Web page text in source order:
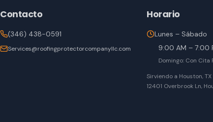
Contacto
(346) 438-0591
Services@roofingprotectorcompanyllc.com
Horario
Lunes – Sábado
9:00 AM – 7:00
Domingo: Con Cita
Sirviendo a Houston,
12401 Overbrook Ln,